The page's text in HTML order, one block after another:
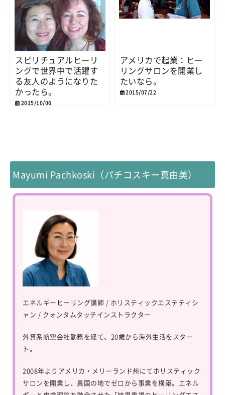
スピリチュアルヒーリ
ングで世界中で活躍す
る友人のようになりた
かったら。
2015/10/06
アメリカで起業：ヒー
リングサロンを開業し
たいなら。
2015/07/22
Mayumi Pachkoski（パチコスキー真由美）
エネルギーヒーリング講師 / ホリスティックエステティシ
ャン / クォンタムタッチインストラクター
外資系航空会社勤務を経て、20歳から海外生活をスター
ト。
2008年よりアメリカ・メリーランド州にてホリスティック
サロンを開業し、異国の地でゼロから事業を構築。エネル